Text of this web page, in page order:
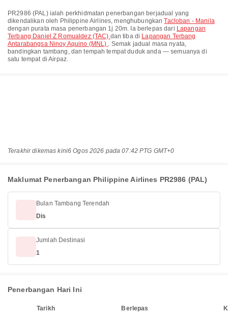
PR2986 (PAL) ialah perkhidmatan penerbangan berjadual yang
dikendalikan oleh Philippine Airlines, menghubungkanTacloban - Manila
dengan purata masa penerbangan 1j 20m. Ia berlepas dari Lapangan
Terbang Daniel Z Romualdez (TAC) dan tiba di Lapangan Terbang
Antarabangsa Ninoy Aquino (MNL) . Semak jadual masa nyata,
bandingkan tambang, dan tempah tempat duduk anda — semuanya di
satu tempat di Airpaz.
Terakhir dikemas kini6 Ogos 2026 pada 07:42 PTG GMT+0
Maklumat Penerbangan Philippine Airlines PR2986 (PAL)
Bulan Tambang Terendah
Dis
Jumlah Destinasi
1
Penerbangan Hari Ini
Tarikh Berlepas